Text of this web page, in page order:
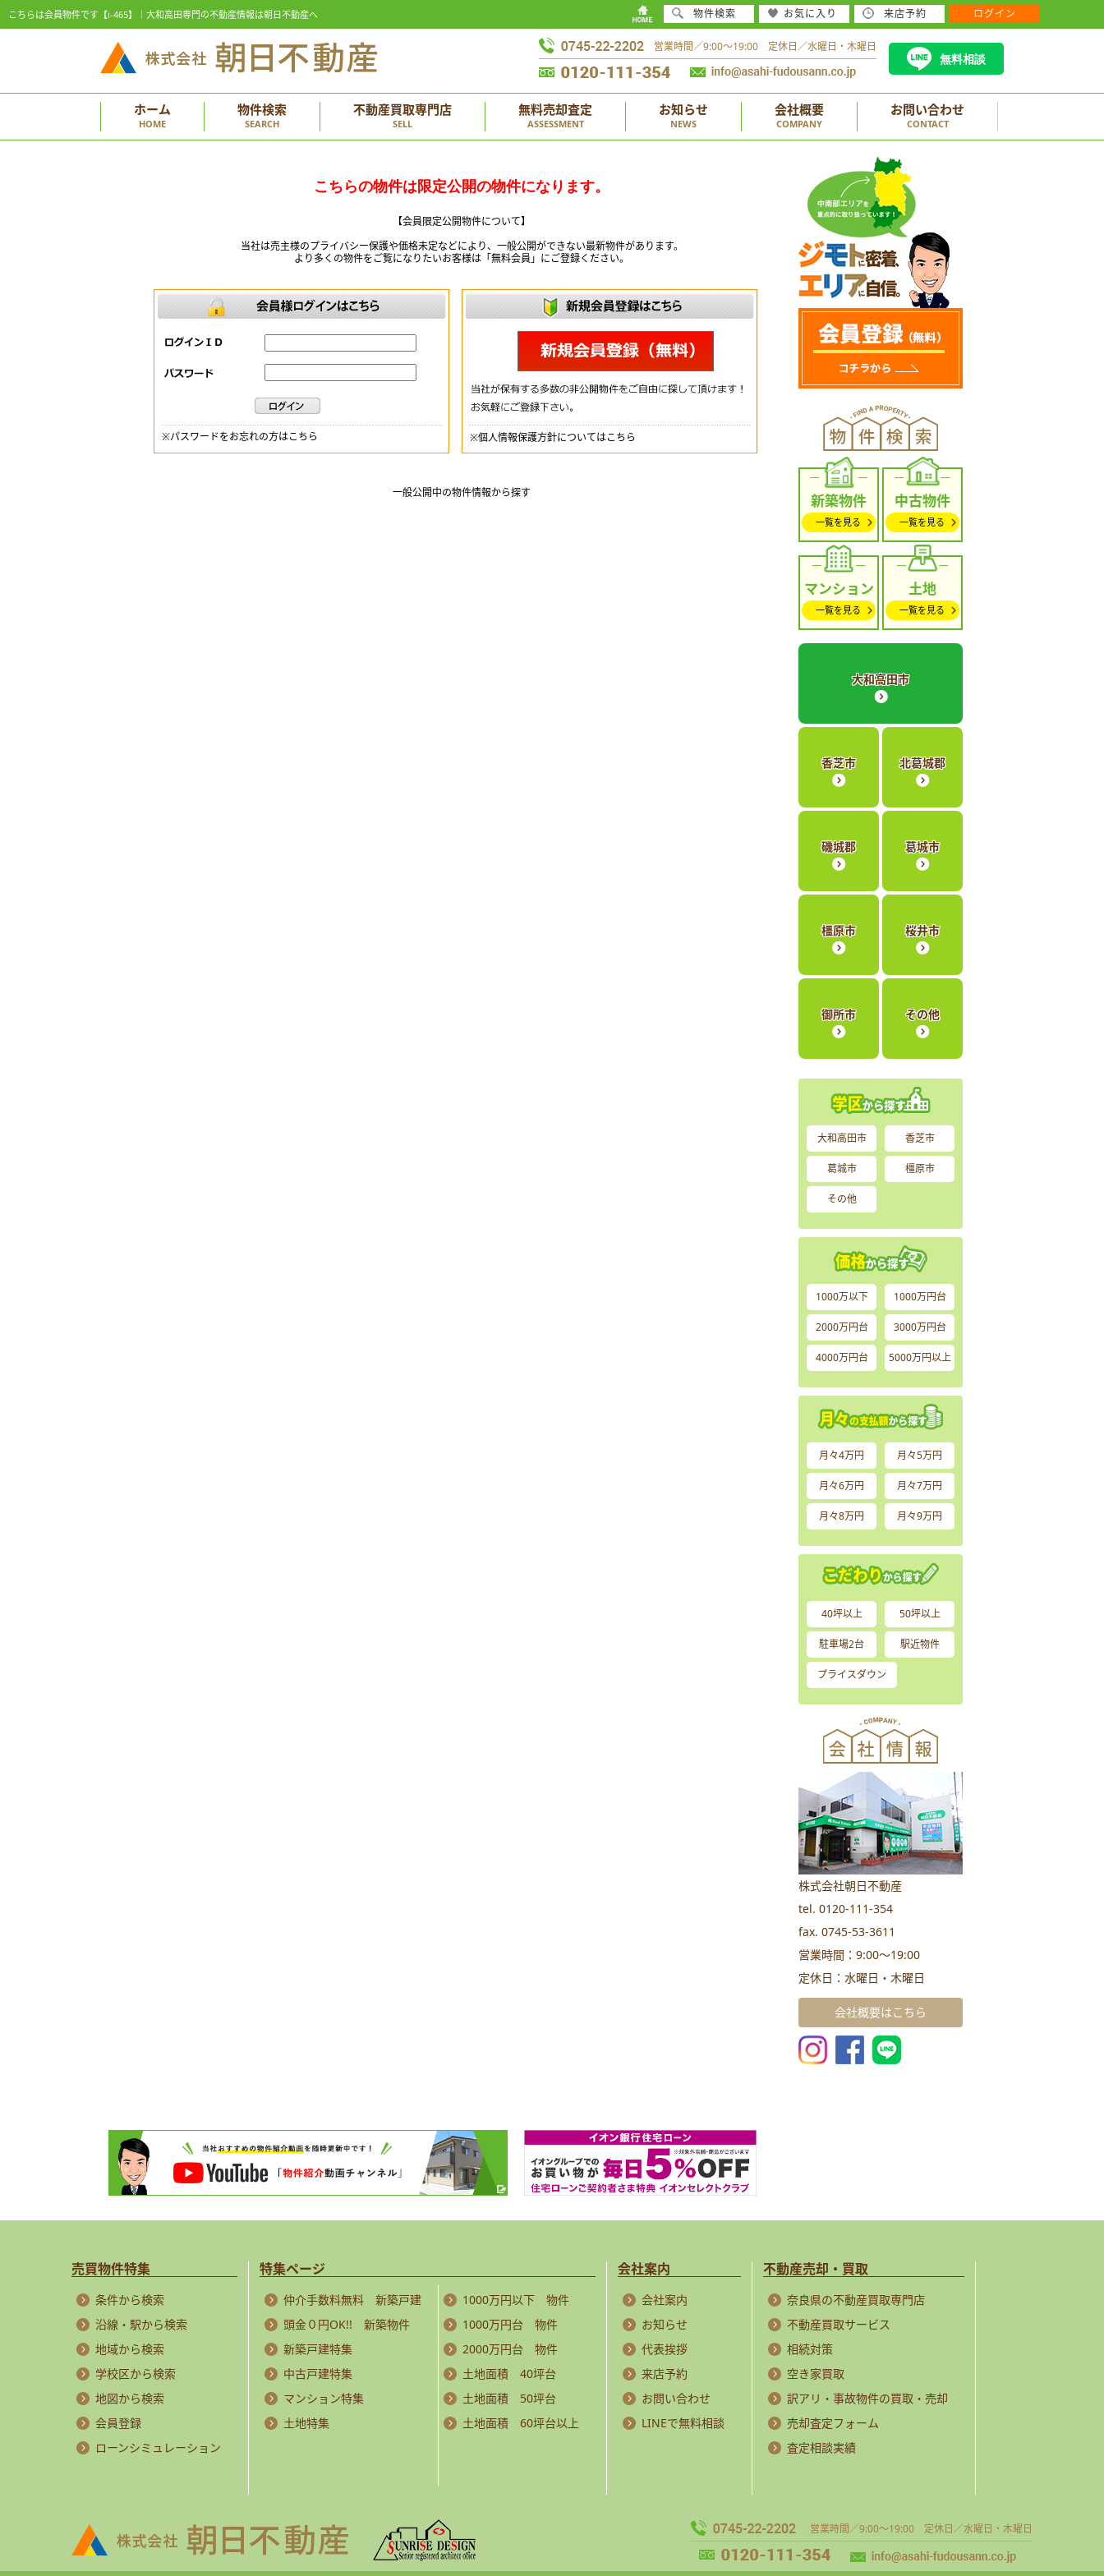
こちらは会員物件です【i-465】｜大和高田専門の不動産情報は朝日不動産へ
営業時間／9:00～19:00 定休日／水曜日・木曜日
無料相談
ホーム
HOME
物件検索
SEARCH
不動産買取専門店
SELL
無料売却査定
ASSESSMENT
お知らせ
NEWS
会社概要
COMPANY
お問い合わせ
CONTACT
こちらの物件は限定公開の物件になります。
【会員限定公開物件について】
当社は売主様のプライバシー保護や価格未定などにより、一般公開ができない最新物件があります。
より多くの物件をご覧になりたいお客様は「無料会員」にご登録ください。
※パスワードをお忘れの方はこちら ※個人情報保護方針についてはこちら
一般公開中の物件情報から探す 新築物件
一覧を見る
中古物件
一覧を見る
マンション
一覧を見る
土地
一覧を見る
大和高田市
香芝市 北葛城郡
磯城郡 葛城市
橿原市 桜井市
御所市 その他
大和高田市 香芝市
葛城市 橿原市
その他
1000万以下 1000万円台
2000万円台 3000万円台
4000万円台 5000万円以上
月々4万円 月々5万円
月々6万円 月々7万円
月々8万円 月々9万円
40坪以上 50坪以上
駐車場2台 駅近物件
プライスダウン
株式会社朝日不動産
tel. 0120-111-354
fax. 0745-53-3611
営業時間：9:00～19:00
定休日：水曜日・木曜日
会社概要はこちら
売買物件特集
条件から検索
沿線・駅から検索
地域から検索
学校区から検索
地図から検索
会員登録
ローンシミュレーション
特集ページ
仲介手数料無料 新築戸建
頭金０円OK!! 新築物件
新築戸建特集
中古戸建特集
マンション特集
土地特集
1000万円以下 物件
1000万円台 物件
2000万円台 物件
土地面積 40坪台
土地面積 50坪台
土地面積 60坪台以上
会社案内
会社案内
お知らせ
代表挨拶
来店予約
お問い合わせ
LINEで無料相談
不動産売却・買取
奈良県の不動産買取専門店
不動産買取サービス
相続対策
空き家買取
訳アリ・事故物件の買取・売却
売却査定フォーム
査定相談実績
営業時間／9:00～19:00 定休日／水曜日・木曜日
物件検索 お気に入り 来店予約 ログイン